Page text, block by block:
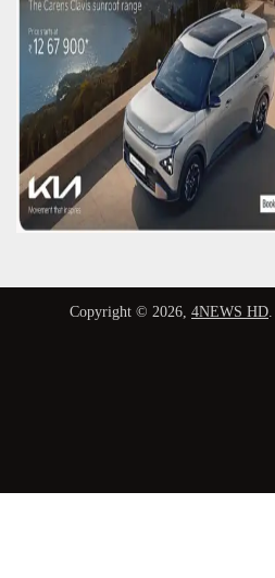
Copyright © 2026, 4NEWS HD